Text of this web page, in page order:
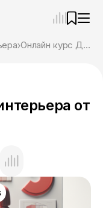
Онлайн курс Дизайн интерьера от ИПО
от
Подберу
вашим
вопросов,